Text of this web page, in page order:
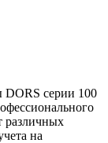
DORS серии 100
различных
на